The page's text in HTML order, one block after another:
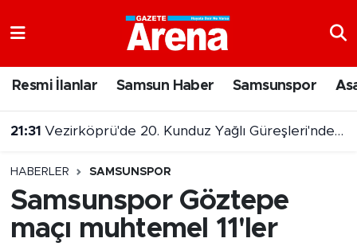
Resmi İlanlar Samsun Haber Samsunspor
21:31 Vezirköprü'de 20. Kunduz Yağlı Güreşleri'nde başpehlivan belli oldu
HABERLER SAMSUNSPOR
Samsunspor Göztepe
maçı muhtemel 11'ler
Samsun Namaz Vakitleri
Süper Lig Puan Durumu ve Fikstür